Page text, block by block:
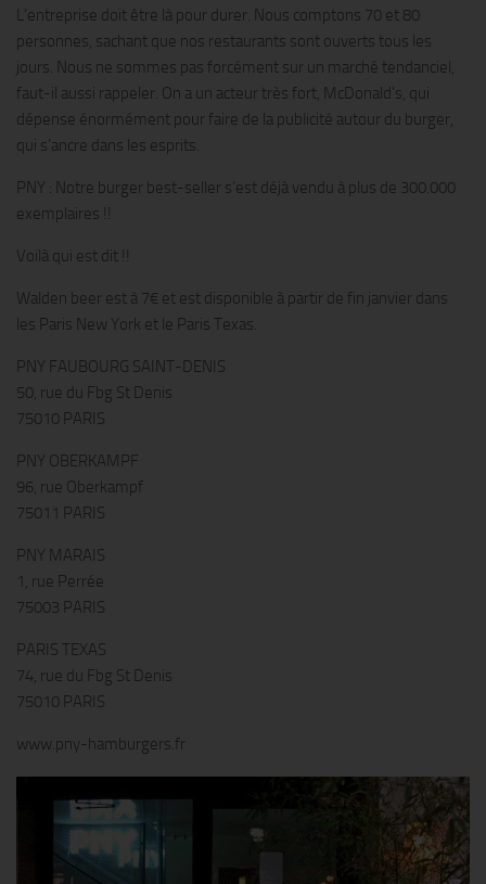
L’entreprise doit être là pour durer. Nous comptons 70 et 80
personnes, sachant que nos restaurants sont ouverts tous les
jours. Nous ne sommes pas forcément sur un marché tendanciel,
faut-il aussi rappeler. On a un acteur très fort, McDonald’s, qui
dépense énormément pour faire de la publicité autour du burger,
qui s’ancre dans les esprits.
PNY : Notre burger best-seller s’est déjà vendu à plus de 300.000
exemplaires !!
Voilà qui est dit !!
Walden beer est à 7€ et est disponible à partir de fin janvier dans
les Paris New York et le Paris Texas.
PNY FAUBOURG SAINT-DENIS
50, rue du Fbg St Denis
75010 PARIS
PNY OBERKAMPF
96, rue Oberkampf
75011 PARIS
PNY MARAIS
1, rue Perrée
75003 PARIS
PARIS TEXAS
74, rue du Fbg St Denis
75010 PARIS
www.pny-hamburgers.fr